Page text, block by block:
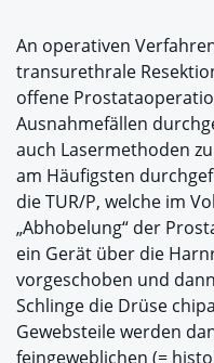
An operativen
transurethrale
offene
Ausnahmefällen
auch Lasermethoden
am Häufigsten
die TUR/P, welche im
„Abhobelung“ der
ein Gerät über die
vorgeschoben und
Schlinge die Drüse
Gewebsteile werden
feingeweblichen (=